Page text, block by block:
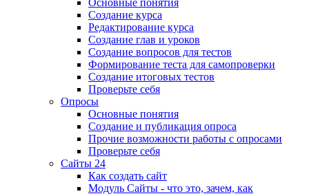
Основные понятия
Создание курса
Редактирование курса
Создание глав и уроков
Создание вопросов для тестов
Формирование теста для самопроверки
Создание итоговых тестов
Проверьте себя
Опросы
Основные понятия
Создание и публикация опроса
Прочие возможности работы с опросами
Проверьте себя
Сайты 24
Как создать сайт
Модуль Сайты - что это, зачем, как